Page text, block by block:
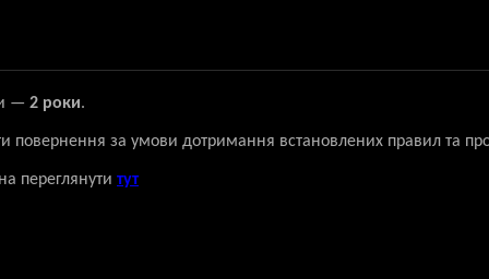
— 2 роки.
повернення за умови дотримання встановлених правил та
переглянути тут